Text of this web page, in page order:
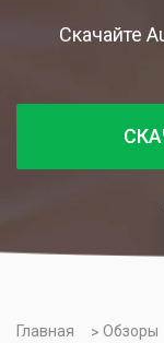
Скачайте
Главная Обзоры